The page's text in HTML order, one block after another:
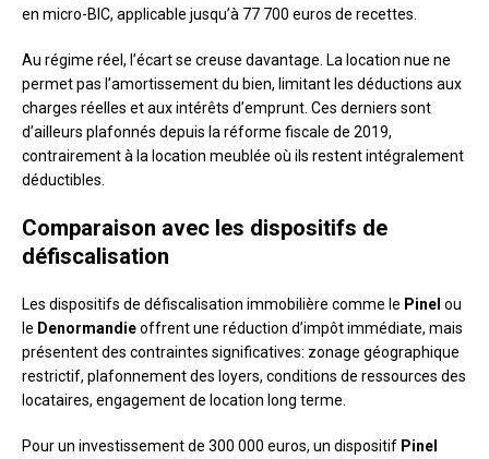
en micro-BIC, applicable jusqu’à 77 700 euros de recettes.
Au régime réel, l’écart se creuse davantage. La location nue ne
permet pas l’amortissement du bien, limitant les déductions aux
charges réelles et aux intérêts d’emprunt. Ces derniers sont
d’ailleurs plafonnés depuis la réforme fiscale de 2019,
contrairement à la location meublée où ils restent intégralement
déductibles.
Comparaison avec les dispositifs de
défiscalisation
Les dispositifs de défiscalisation immobilière comme le Pinel ou
le Denormandieoffrent une réduction d’impôt immédiate, mais
présentent des contraintes significatives: zonage géographique
restrictif, plafonnement des loyers, conditions de ressources des
locataires, engagement de location long terme.
Pour un investissement de 300 000 euros, un dispositif Pinel